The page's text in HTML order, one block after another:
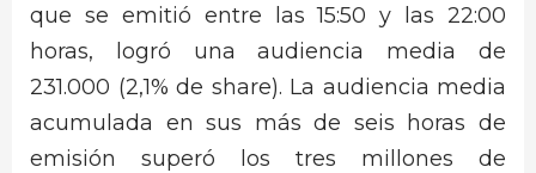
que se emitió entre las 15:50 y las 22:00
horas, logró una audiencia media de
231.000 (2,1% de share). La audiencia media
acumulada en sus más de seis horas de
emisión superó los tres millones de